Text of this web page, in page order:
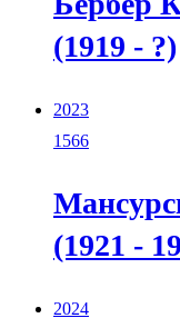
(1919 - ?)
2023
1566
(1921 -
2024